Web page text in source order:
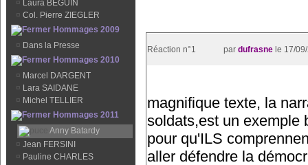
¤ Laura BEGUIN
¤ Col. Pierre ZIEGLER
Hommages 2009
¤ Dans la Presse
Hommages 2010
¤ Marcel DARGENT
¤ Lara SAIDANE
¤ Michel TELLIER
Hommages 2011
Anny Batardy
¤ Jean FERSINI
¤ Pauline CHARLES
Réaction n°1 par dufrasne le 17/
magnifique texte, la
soldats,est un exemple
pour qu'ILS
aller défendre la